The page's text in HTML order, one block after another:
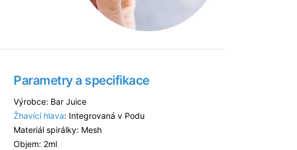
Parametry a specifikace
Výrobce: Bar Juice
Žhavící hlava: Integrovaná v Podu
Materiál spirálky: Mesh
Objem: 2ml